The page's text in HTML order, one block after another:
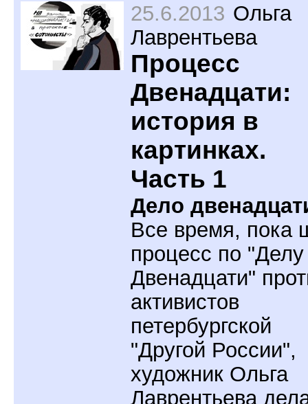
25.6.2013 Ольга
Лаврентьева
Процесс
Двенадцати:
история в
картинках.
Часть 1
Дело
Все время, пока
процесс по "Делу
Двенадцати"
активистов
петербургской
"Другой России",
художник Ольга
Лаврентьева